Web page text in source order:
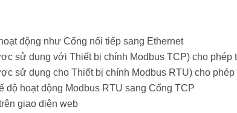
động như Cổng nối tiếp sang Ethernet
sử dụng với Thiết bị chính Modbus TCP) cho phép
sử dụng cho Thiết bị chính Modbus RTU) cho
độ hoạt động Modbus RTU sang Cổng TCP
giao diện web